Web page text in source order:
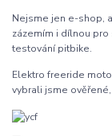
Nejsme jen e-shop,
zázemím i dílnou
testování pitbike.
Elektro freeride
vybrali jsme